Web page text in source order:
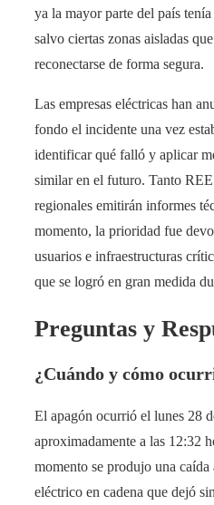
ya la mayor parte del país
salvo ciertas zonas aisladas
reconectarse de forma segura.
Las empresas eléctricas han
fondo el incidente una vez
identificar qué falló y aplicar
similar en el futuro. Tanto
regionales emitirán informes
momento, la prioridad fue
usuarios e infraestructuras
que se logró en gran medida
Preguntas y
¿Cuándo y cómo
El apagón ocurrió el lunes 28
aproximadamente a las 12:32
momento se produjo una
eléctrico en cadena que dejó